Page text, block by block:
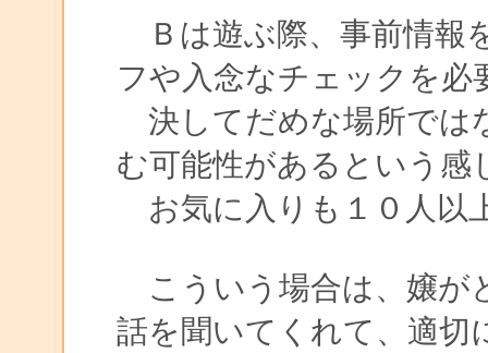
Ｂは遊ぶ際、事前情報
フや入念なチェックを必
決してだめな場所では
む可能性があるという感
お気に入りも１０人以
こういう場合は、嬢が
話を聞いてくれて、適切